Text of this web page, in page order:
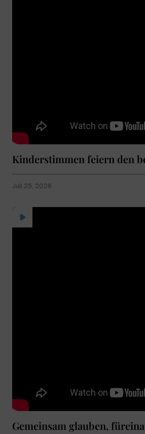
Kinderstimmen feiern den
Juli 25, 2026
Gemeinsam glauben,